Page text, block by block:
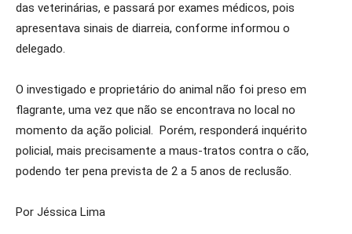
das veterinárias, e passará por exames médicos, pois
apresentava sinais de diarreia, conforme informou o
delegado.
O investigado e proprietário do animal não foi preso em
flagrante, uma vez que não se encontrava no local no
momento da ação policial. Porém, responderá inquérito
policial, mais precisamente a maus-tratos contra o cão,
podendo ter pena prevista de 2 a 5 anos de reclusão.
Por Jéssica Lima